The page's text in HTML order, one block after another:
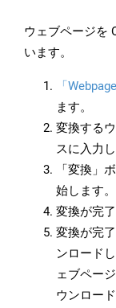
ウェブページを
います。
「
ます。
変換する
スに入力し
「変換」
始します。
変換が完
変換が完
ンロード
ェブペー
ウンロー